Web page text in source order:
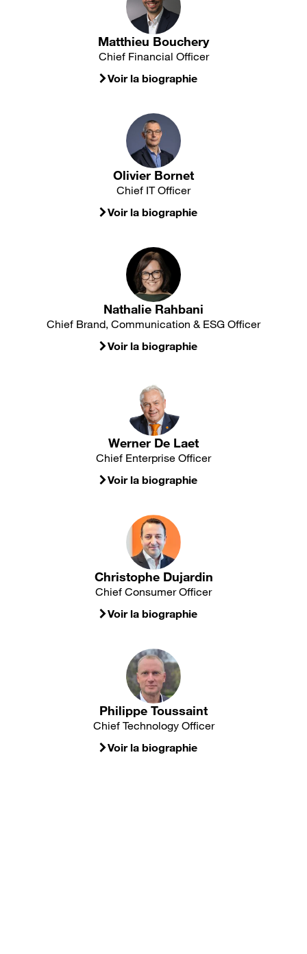
Matthieu Bouchery
Chief Financial Officer
Voir la biographie
Olivier Bornet
Chief IT Officer
Voir la biographie
Nathalie Rahbani
Chief Brand, Communication & ESG Officer
Voir la biographie
Werner De Laet
Chief Enterprise Officer
Voir la biographie
Christophe Dujardin
Chief Consumer Officer
Voir la biographie
Philippe Toussaint
Chief Technology Officer
Voir la biographie